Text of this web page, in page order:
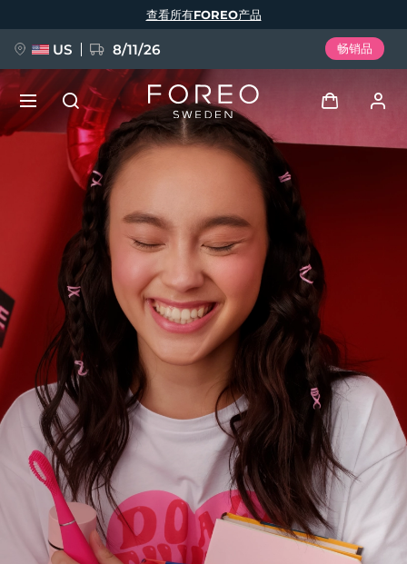
查看所有FOREO产品
US 8/11/26 畅销品
我的设备
我的订单
我的地址
我的订阅
FAQ™ Pure Beauty-Tech Elixir
BREAKING NEWS
issa™ Teeth Whitening Set
FAQ™ Dual LED Panel
热门产品
English Deutsch
Español
Français
Italiano
Português
Polski
Svenska
Русский
Türkçe
简体中文 繁體中文
发货国家
美国 预计送达日期8/11/26
英国 预计送达日期 8/10/26
西班牙 预计送达日期8/10/26